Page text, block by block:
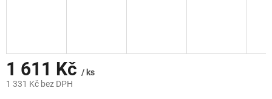
1 611 Kč / ks
1 331 Kč bez DPH